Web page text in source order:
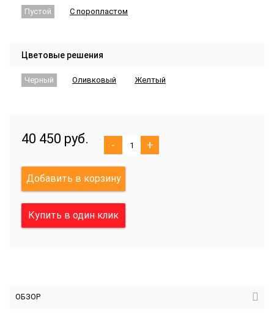
Пустой С поропластом
Цветовые решения
Черный Оливковый Желтый
40 450 руб. - +
Добавить в корзину
Купить в один клик
ОБЗОР